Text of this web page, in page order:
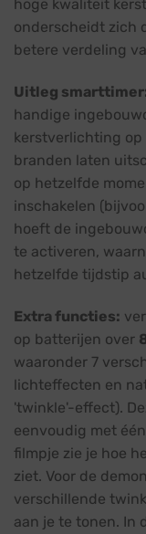
hoge kwaliteit
onderscheidt zich
betere verdeling
Uitleg
handige
kerstverlichting
branden laten
op hetzelfde
inschakelen
hoeft de
te activeren,
hetzelfde tijdstip
Extra functies:
op batterijen over
waaronder 7
lichteffecten en
'twinkle'-effect).
eenvoudig met
filmpje zie je hoe
ziet. Voor de
verschillende
aan je te tonen. In